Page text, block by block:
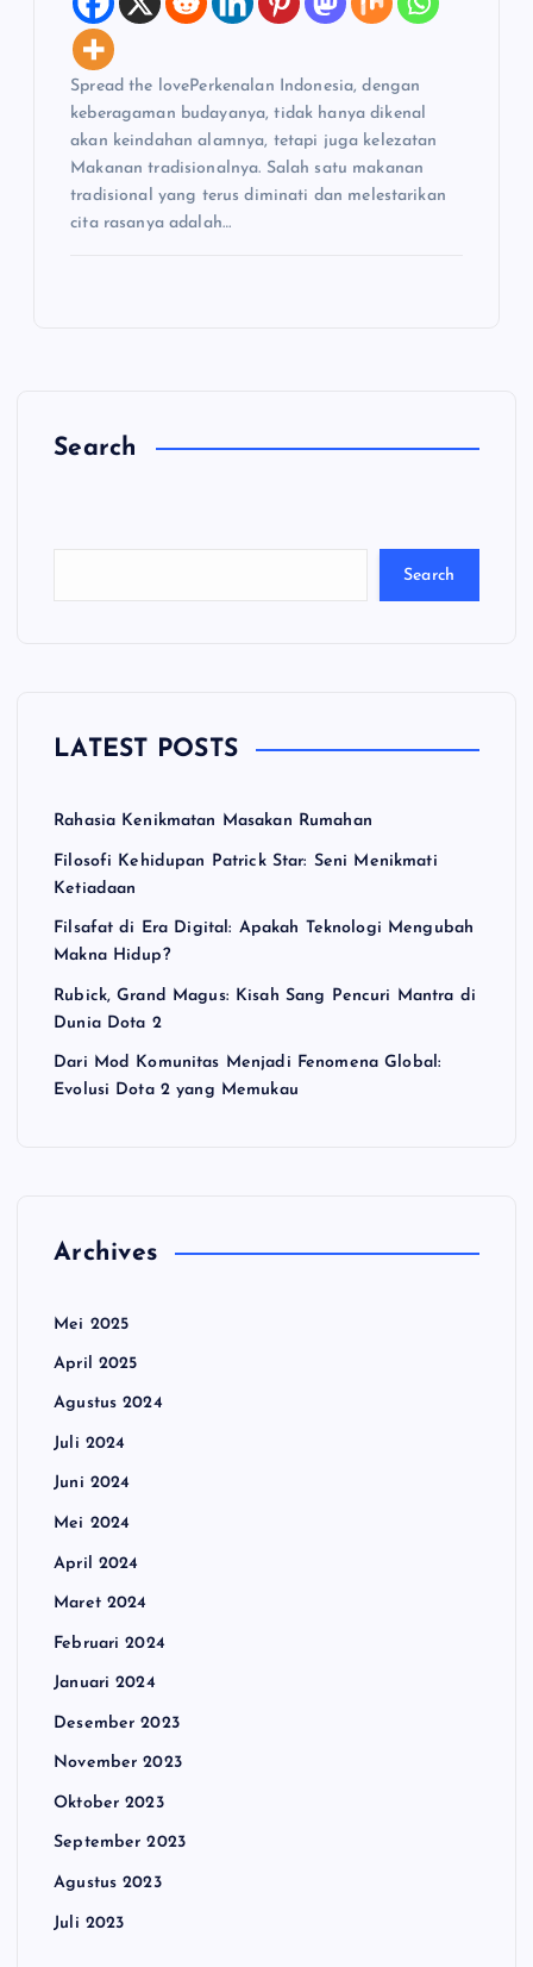
Spread the lovePerkenalan Indonesia, dengan
keberagaman budayanya, tidak hanya dikenal
akan keindahan alamnya, tetapi juga kelezatan
Makanan tradisionalnya. Salah satu makanan
tradisional yang terus diminati dan melestarikan
cita rasanya adalah…
Search
Search
LATEST POSTS
Rahasia Kenikmatan Masakan Rumahan
Filosofi Kehidupan Patrick Star: Seni Menikmati
Ketiadaan
Filsafat di Era Digital: Apakah Teknologi Mengubah
Makna Hidup?
Rubick, Grand Magus: Kisah Sang Pencuri Mantra di
Dunia Dota 2
Dari Mod Komunitas Menjadi Fenomena Global:
Evolusi Dota 2 yang Memukau
Archives
Mei 2025
April 2025
Agustus 2024
Juli 2024
Juni 2024
Mei 2024
April 2024
Maret 2024
Februari 2024
Januari 2024
Desember 2023
November 2023
Oktober 2023
September 2023
Agustus 2023
Juli 2023